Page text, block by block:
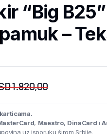
“Big
–
1.820,00
, Maestro, DinaCard i
uz isporuku širom Srbije.